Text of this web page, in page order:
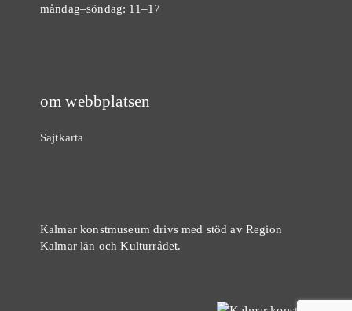
måndag–söndag: 11–17
om webbplatsen
Sajtkarta
Kalmar konstmuseum drivs med stöd av Region
Kalmar län och Kulturrådet.